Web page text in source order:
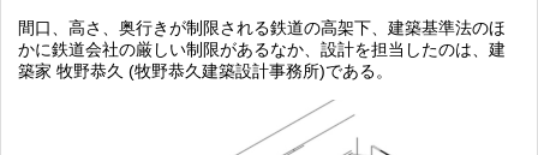
間口、高さ、奥行きが制限される鉄道の高架下、建築基準法のほ
かに鉄道会社の厳しい制限があるなか、設計を担当したのは、建
築家 牧野恭久 (牧野恭久建築設計事務所)である。